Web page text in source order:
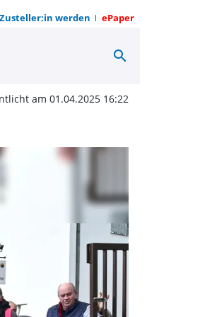
Zusteller:in werden ePaper
in
search
am 01.04.2025 16:22